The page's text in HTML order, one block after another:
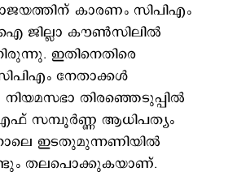
കാരണം സിപിഎം
ജില്ലാ കൗൺസിലിൽ
ഇതിനെതിരെ
നേതാക്കൾ
നിയമസഭാ തിരഞ്ഞെടുപ്പിൽ
സമ്പൂർണ്ണ ആധിപത്യം
ഇടതുമുന്നണിയിൽ
തലപൊക്കുകയാണ്.